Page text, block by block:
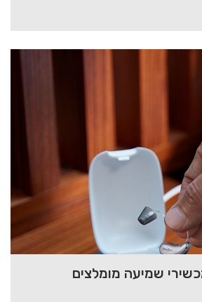
שמיעה מומלצים